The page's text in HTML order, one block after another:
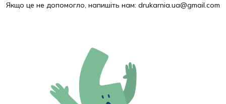
Якщо це не допомогло, напишіть нам: drukarnia.ua@gmail.com